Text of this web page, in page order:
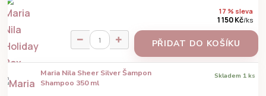
17 % sleva
1 150 Kč/ks
PŘIDAT DO KOŠÍKU
Maria Nila Sheer Silver Šampon
Shampoo 350 ml
Skladem 1 ks